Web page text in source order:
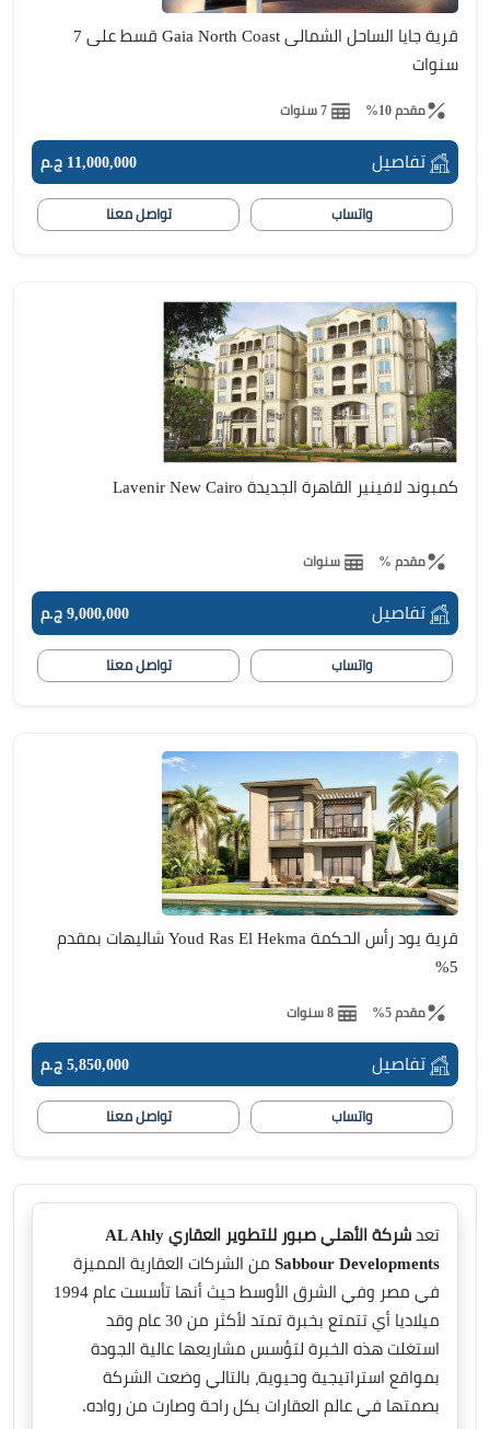
قرية جايا الساحل الشمالى Gaia North Coast قسط على 7
سنوات
مقدم 10% 7 سنوات
تفاصيل 11,000,000 ج.م
واتساب تواصل معنا
كمبوند لافينير القاهرة الجديدة Lavenir New Cairo
مقدم % سنوات
تفاصيل 9,000,000 ج.م
واتساب تواصل معنا
قرية يود رأس الحكمة Youd Ras El Hekma شاليهات بمقدم
5%
مقدم 5% 8 سنوات
تفاصيل 5,850,000 ج.م
واتساب تواصل معنا
تعد
شركة الأهلي صبور للتطوير العقاري AL Ahly
Sabbour Developments من الشركات العقارية المميزة
في مصر وفي الشرق الأوسط حيث أنها تأسست عام 1994
ميلاديا أي تتمتع بخبرة تمتد لأكثر من 30 عام وقد
استغلت هذه الخبرة لتؤسس مشاريعها عالية الجودة
بمواقع استراتيجية وحيوية، بالتالي وضعت الشركة
بصمتها في عالم العقارات بكل راحة وصارت من رواده.